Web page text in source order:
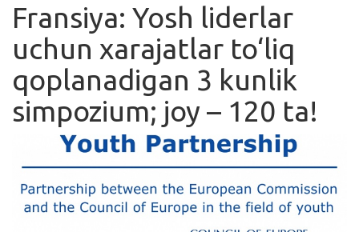
Ishlar
Kurslar
Blog
Yana
Qidirish
Fransiya: Yosh liderlar
uchun xarajatlar to‘liq
qoplanadigan 3 kunlik
simpozium; joy – 120 ta!